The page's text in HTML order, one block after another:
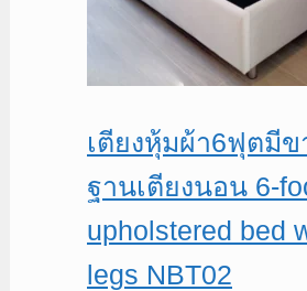
เตียงหุ้มผ้า6ฟุตมีข
ฐานเตียงนอน 6-
upholstered bed
legs NBT02